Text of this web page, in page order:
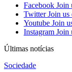
Facebook Join
Twitter Join
Youtube Join
Instagram Join
Últimas notícias
Sociedade